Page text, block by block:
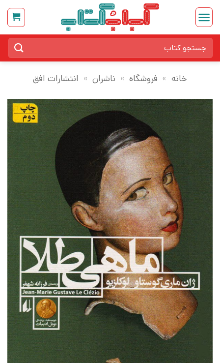
Skip
content
برای:
خانه » فروشگاه » ناشران » انتشارات افق